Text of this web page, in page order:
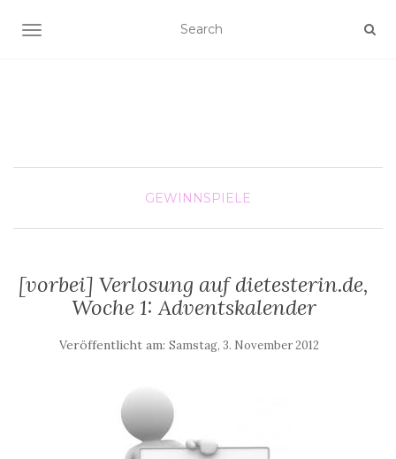
SCHALTE NAVIGATION
GEWINNSPIELE
[vorbei] Verlosung auf dietesterin.de,
Woche 1: Adventskalender
Veröffentlicht am: Samstag, 3. November 2012